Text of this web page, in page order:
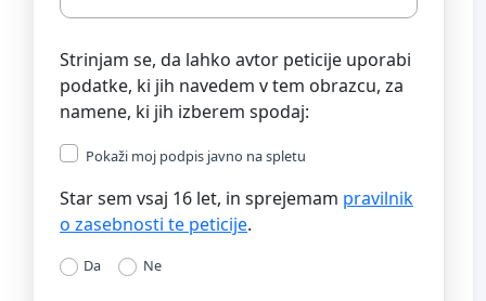
Strinjam se, da lahko avtor peticije uporabi
podatke, ki jih navedem v tem obrazcu, za
namene, ki jih izberem spodaj:
Pokaži moj podpis javno na spletu
Star sem vsaj 16 let, in sprejemam pravilnik
o zasebnosti te peticije.
Da Ne